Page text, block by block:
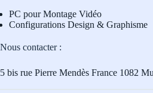
PC pour Montage Vidéo
Configurations Design & Graphisme
Nous contacter :
5 bis rue Pierre Mendès France 1082